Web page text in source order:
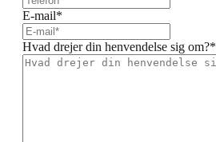
E-mail*
Hvad drejer din henvendelse sig om?*